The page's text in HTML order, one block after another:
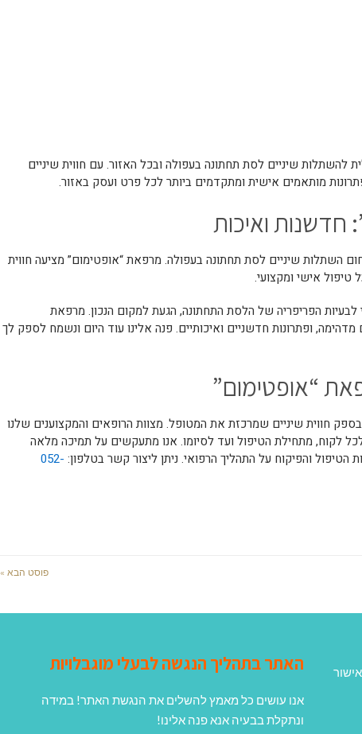
להשתלות שיניים לסת תחתונה בעפולה ובכל האזור. עם חווית שיניים
מותאמים אישית ומתקדמים ביותר לכל פרט ועסק באזור.
ואיכות
השתלות שיניים לסת תחתונה בעפולה. מרפאת “אופטימום” מציעה חווית
טיפול אישי ומקצועי.
הפריפריה של הלסת התחתונה, הגעת למקום הנכון. מרפאת
ופתרונות חדשניים ואיכותיים. פנה אלינו עוד היום ונשמח לספק לך
“אופטימום”
חווית שיניים שמרכזת את המטופל. מצוות הרופאים והמקצוענים שלנו
לקוח, מתחילת הטיפול ועד לסיומו. אנו מתעקשים על תמיכה מלאה
הטיפול והפיקוח על התהליך הרפואי. ניתן ליצור קשר בטלפון: 052-
פוסט הבא »
האתר בתהליך הנגשה לבעלי מוגבלויות
אנו עושים כל מאמץ להשלים את הנגשת האתר! במידה
ונתקלת בבעיה אנא פנה אלינו!